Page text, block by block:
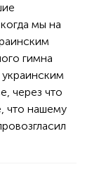
мы на
гимна
через что
что нашему